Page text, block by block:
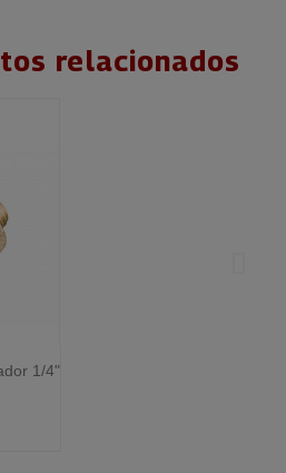
relacionados
1/4"